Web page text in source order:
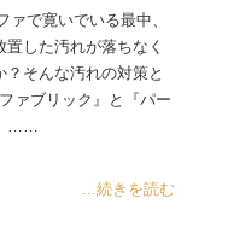
ァで寛いでいる最中、
した汚れが落ちなく
そんな汚れの対策と
ァブリック』と『パー
……
...続きを読む